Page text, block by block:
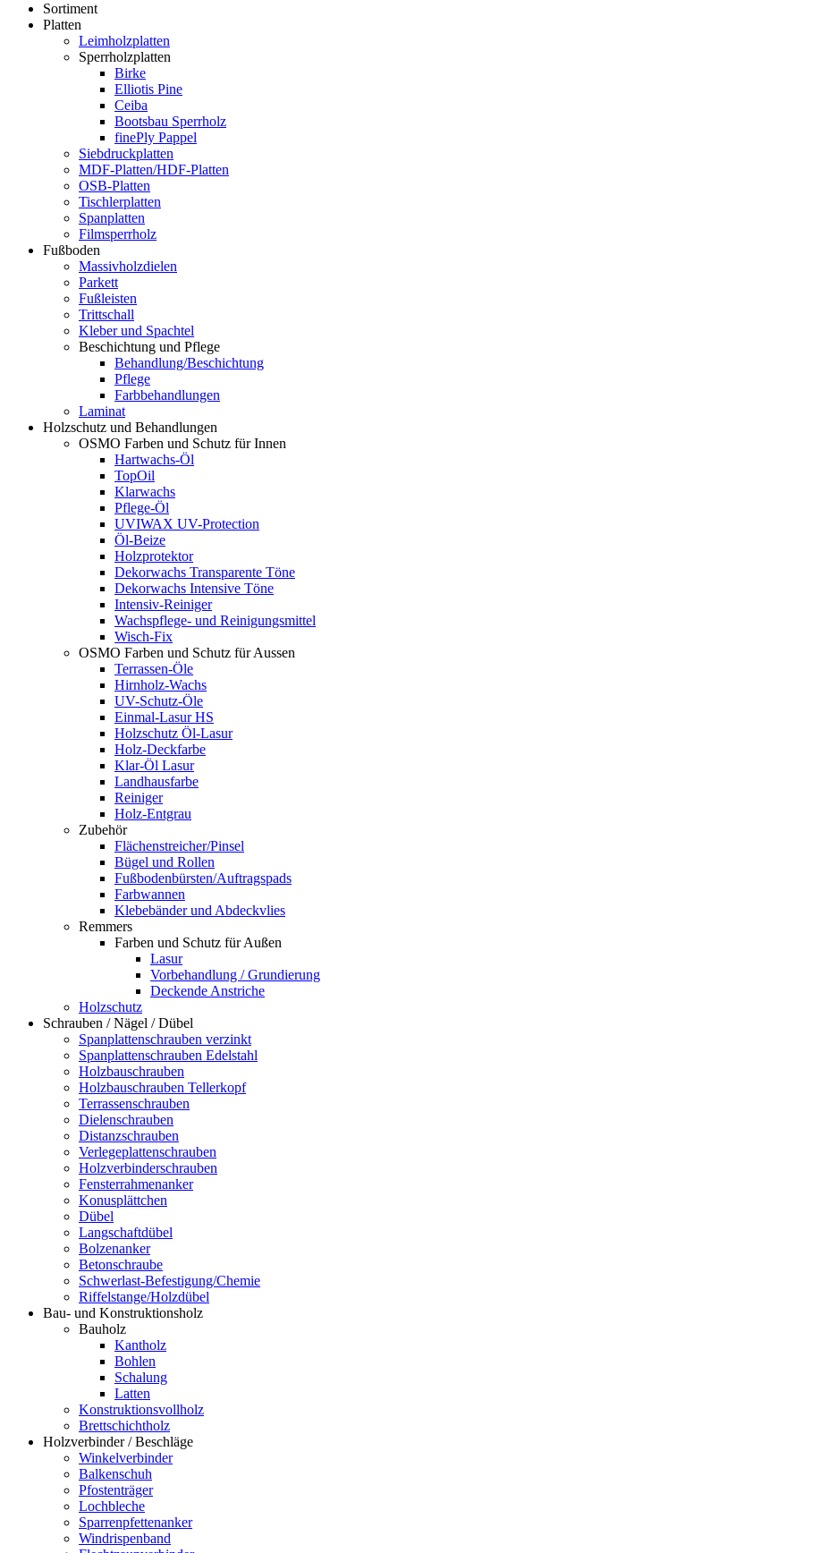
Sortiment
Platten
Leimholzplatten
Sperrholzplatten
Birke
Elliotis Pine
Ceiba
Bootsbau Sperrholz
finePly Pappel
Siebdruckplatten
MDF-Platten/HDF-Platten
OSB-Platten
Tischlerplatten
Spanplatten
Filmsperrholz
Fußboden
Massivholzdielen
Parkett
Fußleisten
Trittschall
Kleber und Spachtel
Beschichtung und Pflege
Behandlung/Beschichtung
Pflege
Farbbehandlungen
Laminat
Holzschutz und Behandlungen
OSMO Farben und Schutz für Innen
Hartwachs-Öl
TopOil
Klarwachs
Pflege-Öl
UVIWAX UV-Protection
Öl-Beize
Holzprotektor
Dekorwachs Transparente Töne
Dekorwachs Intensive Töne
Intensiv-Reiniger
Wachspflege- und Reinigungsmittel
Wisch-Fix
OSMO Farben und Schutz für Aussen
Terrassen-Öle
Hirnholz-Wachs
UV-Schutz-Öle
Einmal-Lasur HS
Holzschutz Öl-Lasur
Holz-Deckfarbe
Klar-Öl Lasur
Landhausfarbe
Reiniger
Holz-Entgrau
Zubehör
Flächenstreicher/Pinsel
Bügel und Rollen
Fußbodenbürsten/Auftragspads
Farbwannen
Klebebänder und Abdeckvlies
Remmers
Farben und Schutz für Außen
Lasur
Vorbehandlung / Grundierung
Deckende Anstriche
Holzschutz
Schrauben / Nägel / Dübel
Spanplattenschrauben verzinkt
Spanplattenschrauben Edelstahl
Holzbauschrauben
Holzbauschrauben Tellerkopf
Terrassenschrauben
Dielenschrauben
Distanzschrauben
Verlegeplattenschrauben
Holzverbinderschrauben
Fensterrahmenanker
Konusplättchen
Dübel
Langschaftdübel
Bolzenanker
Betonschraube
Schwerlast-Befestigung/Chemie
Riffelstange/Holzdübel
Bau- und Konstruktionsholz
Bauholz
Kantholz
Bohlen
Schalung
Latten
Konstruktionsvollholz
Brettschichtholz
Holzverbinder / Beschläge
Winkelverbinder
Balkenschuh
Pfostenträger
Lochbleche
Sparrenpfettenanker
Windrispenband